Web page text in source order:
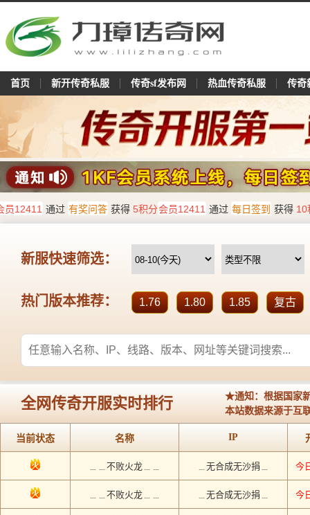
首页 新开传奇私服 传奇sf发布网 热血传奇私服 传奇